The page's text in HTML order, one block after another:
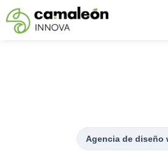
Saltar
Agencia de diseño